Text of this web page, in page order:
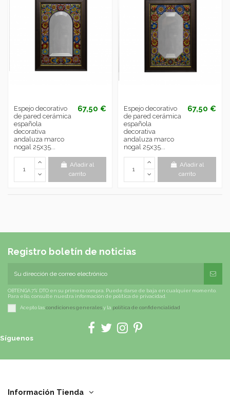
Espejo decorativo
de pared cerámica
española
decorativa
andaluza marco
nogal 25x35...
67,50 €
Añadir al
carrito
Espejo decorativo
de pared cerámica
española
decorativa
andaluza marco
nogal 25x35...
67,50 €
Añadir al
carrito
Registro boletín de noticias
OBTENGA 7% DTO en su primera compra. Puede darse de baja en cualquier momento.
Para ello, consulte nuestra información de política de privacidad.
Acepto lascondiciones generalesy la política de confidencialidad
Síguenos
Información Tienda